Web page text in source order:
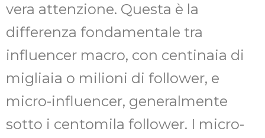
vera attenzione. Questa è la
differenza fondamentale tra
influencer macro, con centinaia di
migliaia o milioni di follower, e
micro-influencer, generalmente
sotto i centomila follower. I micro-